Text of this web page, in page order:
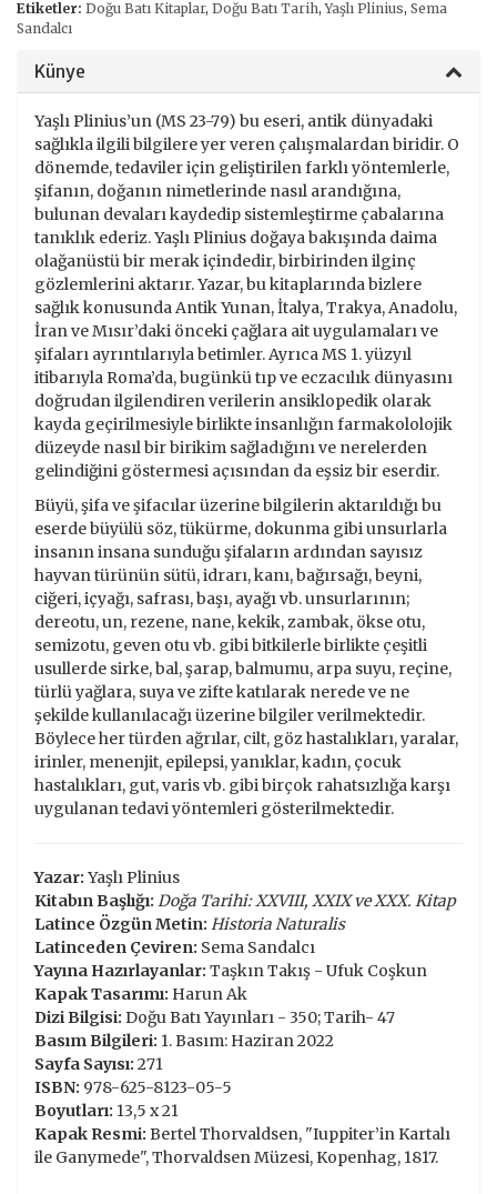
Etiketler: Doğu Batı Kitaplar, Doğu Batı Tarih,Yaşlı Plinius, Sema
Sandalcı
Künye
Yaşlı Plinius’un (MS 23-79) bu eseri, antik dünyadaki
sağlıkla ilgili bilgilere yer veren çalışmalardan biridir. O
dönemde, tedaviler için geliştirilen farklı yöntemlerle,
şifanın, doğanın nimetlerinde nasıl arandığına,
bulunan devaları kaydedip sistemleştirme çabalarına
tanıklık ederiz. Yaşlı Plinius doğaya bakışında daima
olağanüstü bir merak içindedir, birbirinden ilginç
gözlemlerini aktarır. Yazar, bu kitaplarında bizlere
sağlık konusunda Antik Yunan, İtalya, Trakya, Anadolu,
İran ve Mısır’daki önceki çağlara ait uygulamaları ve
şifaları ayrıntılarıyla betimler. Ayrıca MS 1. yüzyıl
itibarıyla Roma’da, bugünkü tıp ve eczacılık dünyasını
doğrudan ilgilendiren verilerin ansiklopedik olarak
kayda geçirilmesiyle birlikte insanlığın farmakololojik
düzeyde nasıl bir birikim sağladığını ve nerelerden
gelindiğini göstermesi açısından da eşsiz bir eserdir.
Büyü, şifa ve şifacılar üzerine bilgilerin aktarıldığı bu
eserde büyülü söz, tükürme, dokunma gibi unsurlarla
insanın insana sunduğu şifaların ardından sayısız
hayvan türünün sütü, idrarı, kanı, bağırsağı, beyni,
ciğeri, içyağı, safrası, başı, ayağı vb. unsurlarının;
dereotu, un, rezene, nane, kekik, zambak, ökse otu,
semizotu, geven otu vb. gibi bitkilerle birlikte çeşitli
usullerde sirke, bal, şarap, balmumu, arpa suyu, reçine,
türlü yağlara, suya ve zifte katılarak nerede ve ne
şekilde kullanılacağı üzerine bilgiler verilmektedir.
Böylece her türden ağrılar, cilt, göz hastalıkları, yaralar,
irinler, menenjit, epilepsi, yanıklar, kadın, çocuk
hastalıkları, gut, varis vb. gibi birçok rahatsızlığa karşı
uygulanan tedavi yöntemleri gösterilmektedir.
Yazar: Yaşlı Plinius
Kitabın Başlığı: Doğa Tarihi: XXVIII, XXIX ve XXX. Kitap
Latince Özgün Metin: Historia Naturalis
Latinceden Çeviren: Sema Sandalcı
Yayına Hazırlayanlar: Taşkın Takış - Ufuk Coşkun
Kapak Tasarımı: Harun Ak
Dizi Bilgisi: Doğu Batı Yayınları - 350; Tarih- 47
Basım Bilgileri: 1. Basım: Haziran 2022
Sayfa Sayısı: 271
ISBN: 978-625-8123-05-5
Boyutları: 13,5 x 21
Kapak Resmi: Bertel Thorvaldsen, "Iuppiter’in Kartalı
ile Ganymede", Thorvaldsen Müzesi, Kopenhag, 1817.